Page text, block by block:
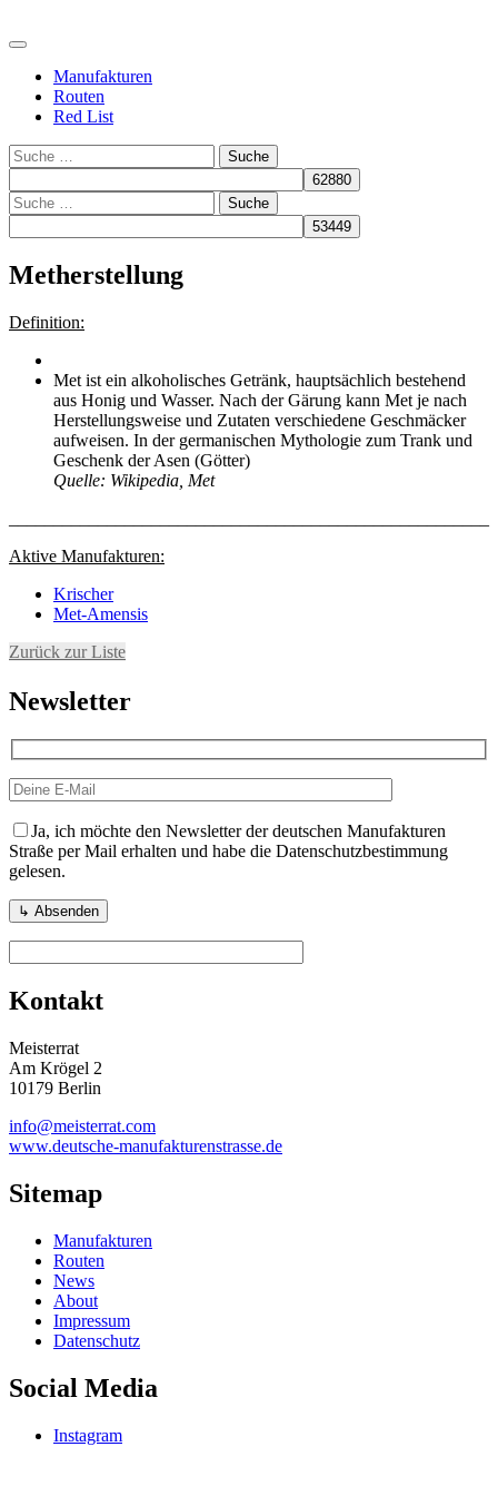
Manufakturen
Routen
Red List
Suche
Suche
Metherstellung
Definition:
Met ist ein alkoholisches Getränk, hauptsächlich bestehend
aus Honig und Wasser. Nach der Gärung kann Met je nach
Herstellungsweise und Zutaten verschiedene Geschmäcker
aufweisen. In der germanischen Mythologie zum Trank und
Geschenk der Asen (Götter)
Quelle: Wikipedia, Met
Aktive Manufakturen:
Krischer
Met-Amensis
Zurück zur Liste
Newsletter
Ja, ich möchte den Newsletter der deutschen Manufakturen
Straße per Mail erhalten und habe die Datenschutzbestimmung
gelesen.
Kontakt
Meisterrat
Am Krögel 2
10179 Berlin
info@meisterrat.com
www.deutsche-manufakturenstrasse.de
Sitemap
Manufakturen
Routen
News
About
Impressum
Datenschutz
Social Media
Instagram